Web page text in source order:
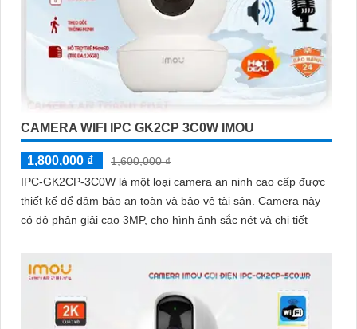
CAMERA WIFI IPC GK2CP 3C0W IMOU
1,800,000 ₫
1,600,000 ₫
IPC-GK2CP-3C0W là một loại camera an ninh cao cấp được
thiết kế để đảm bảo an toàn và bảo vệ tài sản. Camera này
có độ phân giải cao 3MP, cho hình ảnh sắc nét và chi tiết